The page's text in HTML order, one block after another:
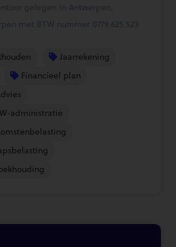
gelegen in Antwerpen,
met BTW nummer 0779.625.523
Jaarrekening
Financieel plan
administratie